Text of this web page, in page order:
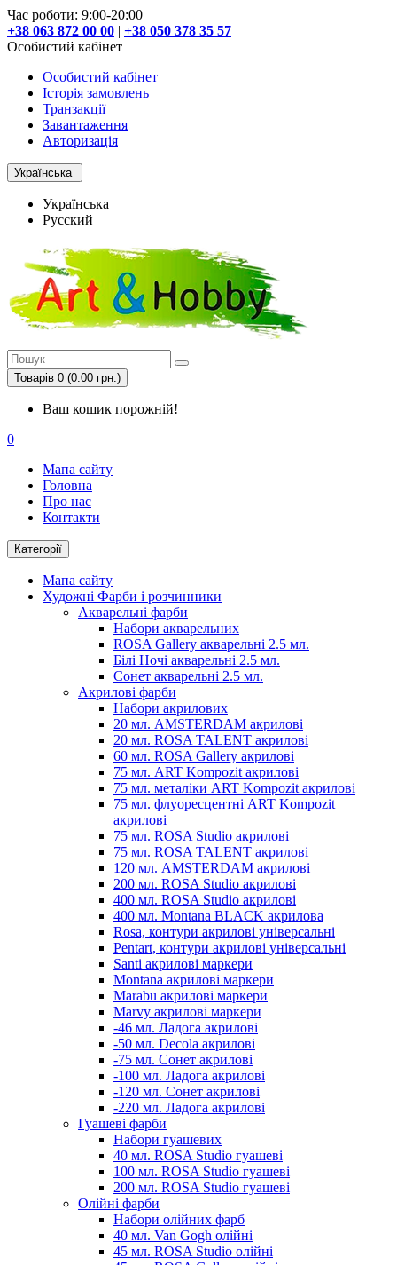
Час роботи: 9:00-20:00
+38 063 872 00 00 | +38 050 378 35 57
Особистий кабінет
Особистий кабінет
Історія замовлень
Транзакції
Завантаження
Авторизація
Українська
Українська
Русский
Товарів 0 (0.00 грн.)
Ваш кошик порожній!
0
Мапа сайту
Головна
Про нас
Контакти
Категорії
Мапа сайту
Художні Фарби і розчинники
Акварельні фарби
Набори акварельних
ROSA Gallery акварельні 2.5 мл.
Білі Ночі акварельні 2.5 мл.
Сонет акварельні 2.5 мл.
Акрилові фарби
Набори акрилових
20 мл. AMSTERDAM акрилові
20 мл. ROSA TALENT акрилові
60 мл. ROSA Gallery акрилові
75 мл. ART Kompozit акрилові
75 мл. металіки ART Kompozit акрилові
75 мл. флуоресцентні ART Kompozit
акрилові
75 мл. ROSA Studio акрилові
75 мл. ROSA TALENT акрилові
120 мл. AMSTERDAM акрилові
200 мл. ROSA Studio акрилові
400 мл. ROSA Studio акрилові
400 мл. Montana BLACK акрилова
Rosa, контури акрилові універсальні
Pentart, контури акрилові універсальні
Santi акрилові маркери
Montana акрилові маркери
Marabu акрилові маркери
Marvy акрилові маркери
-46 мл. Ладога акрилові
-50 мл. Decola акрилові
-75 мл. Сонет акрилові
-100 мл. Ладога акрилові
-120 мл. Сонет акрилові
-220 мл. Ладога акрилові
Гуашеві фарби
Набори гуашевих
40 мл. ROSA Studio гуашеві
100 мл. ROSA Studio гуашеві
200 мл. ROSA Studio гуашеві
Олійні фарби
Набори олійних фарб
40 мл. Van Gogh олійні
45 мл. ROSA Studio олійні